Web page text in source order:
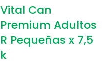
Vital Can
Premium Adultos
R Pequeñas x 7,5
k